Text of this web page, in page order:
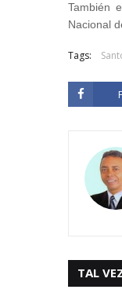
También
Nacional
Tags:
TAL